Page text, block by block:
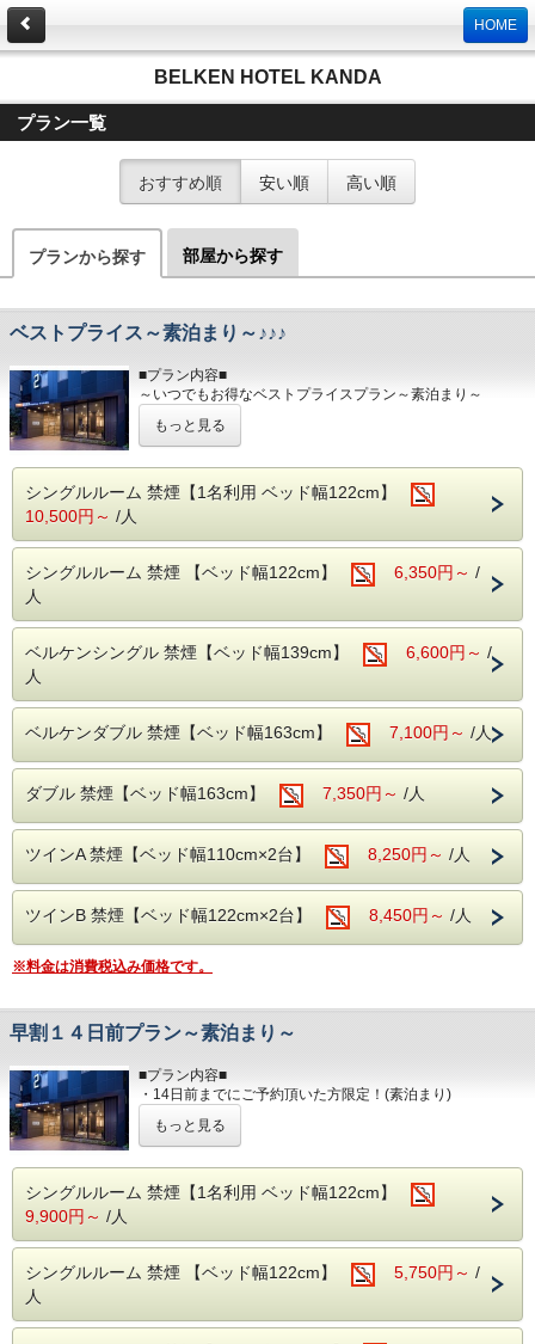
HOME
BELKEN HOTEL KANDA
プラン一覧
おすすめ順 安い順 高い順
プランから探す 部屋から探す
ベストプライス～素泊まり～♪♪♪
■プラン内容■
～いつでもお得なベストプライスプラン～素泊まり～
ビジネス・東京観光に是非ご利用ください！！
■交通アクセス■
・丸の内線「淡路町駅」A2出口より徒歩1分
分）
・東京メトロ「銀座線」A6出口より徒歩3分(21時以降はA4
出口利用）
■全米No.1人気のサーター社製ベッドを全室導入！
抱擁感のある寝心地と快適空間をお約束致します！
プラチナノバブルは微細な気泡水でやさしい洗浄効果・お肌
・洗浄効果：プラス帯電した汚れにマイナス帯電した気泡が
汚れを浮かせます。
・保湿効果：プラチナノバブルが皮膚の奥まで浸透し角質
みずみしくハリのある素肌へ導きます。
・保温効果：プラチナノバブルのお湯は身体の芯から温ま
り、その効果が持続
します。
■室内設備■
全米No.1サータ社製マットレス/プラチナノバブル水/Wi-Fi接
続無料/バス/シャワー/
有料チャンネル/電気スタンド/電子ケトル/綿棒/ハブラシ/髭
剃り/ブラシ/
※客室内には内線(外線)の電話機は設置しておりませんの
・24時以降にご到着の場合はお手数ですが、事前に到着時
・セキリティ上深夜0時～6時までは正面入口が閉まってい
ますので、インター
ホンにてお知らせくださいませ。（開錠にはルームカード
・料金は前払い制となります。チェックイン時にご精算をお
もっと見る
シングルルーム 禁煙【1名利用 ベッド幅122cm】
10,500円～ /人
シングルルーム 禁煙 【ベッド幅122cm】 6,350円～ /
人
ベルケンシングル 禁煙【ベッド幅139cm】 6,600円～ /
人
ベルケンダブル 禁煙【ベッド幅163cm】 7,100円～ /人
ダブル 禁煙【ベッド幅163cm】 7,350円～ /人
ツインA 禁煙【ベッド幅110cm×2台】 8,250円～ /人
ツインB 禁煙【ベッド幅122cm×2台】 8,450円～ /人
※料金は消費税込み価格です。
早割１４日前プラン～素泊まり～
■プラン内容■
・14日前までにご予約頂いた方限定！(素泊まり)
ビジネス・東京観光に是非ご利用ください！！
■交通アクセス■
・丸の内線「淡路町駅」A2出口より徒歩1分
分）
・東京メトロ「銀座線」A6出口より徒歩3分(21時以降はA4
出口利用）
もっと見る
シングルルーム 禁煙【1名利用 ベッド幅122cm】
9,900円～ /人
シングルルーム 禁煙 【ベッド幅122cm】 5,750円～ /
人